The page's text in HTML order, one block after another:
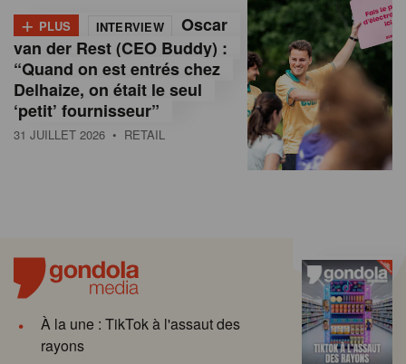
+ PLUS INTERVIEW
Oscar
van der Rest (CEO Buddy) :
“Quand on est entrés chez
Delhaize, on était le seul
‘petit’ fournisseur”
31 JUILLET 2026 • RETAIL
À la une : TikTok à l'assaut des
rayons